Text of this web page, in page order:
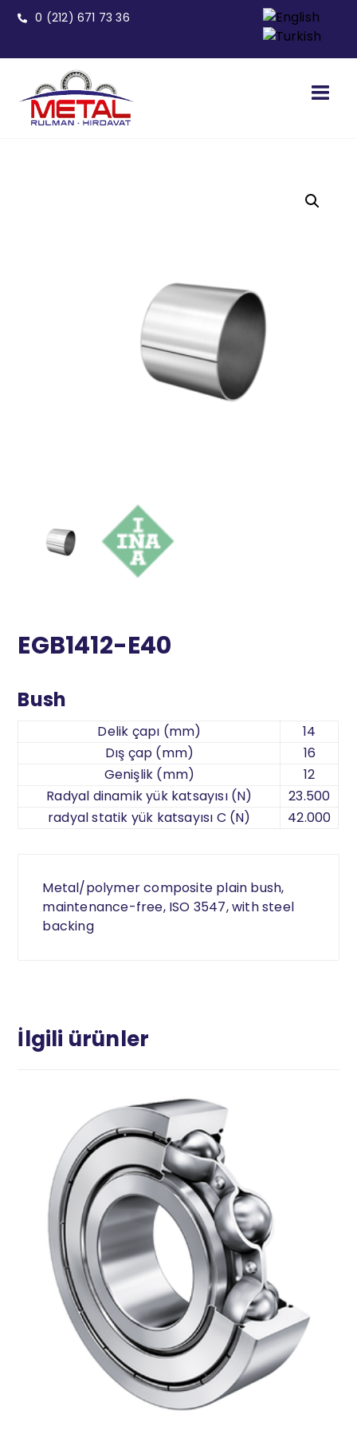
0 (212) 671 73 36
EGB1412-E40
Bush
Delik çapı (mm)
14
Dış çap (mm)
16
Genişlik (mm)
12
Radyal dinamik yük katsayısı (N)
23.500
radyal statik yük katsayısı C (N)
42.000
Metal/polymer composite plain bush,
maintenance-free, ISO 3547, with steel
backing
İlgili ürünler